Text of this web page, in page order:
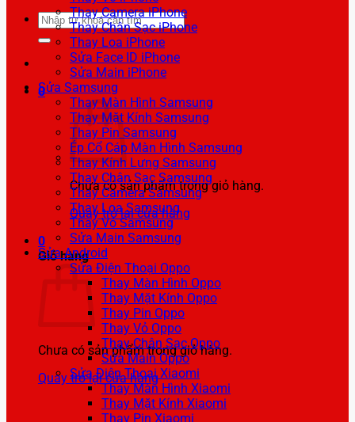
Tìm
kiếm:
0
Chưa có sản phẩm trong giỏ hàng.
Quay trở lại cửa hàng
0
Giỏ hàng
Chưa có sản phẩm trong giỏ hàng.
Quay trở lại cửa hàng
Thay Camera iPhone
Thay Chân Sạc iPhone
Thay Loa iPhone
Sửa Face ID iPhone
Sửa Main iPhone
Sửa Samsung
Thay Màn Hình Samsung
Thay Mặt Kính Samsung
Thay Pin Samsung
Ép Cổ Cáp Màn Hình Samsung
Thay Kính Lưng Samsung
Thay Chân Sạc Samsung
Thay Camera Samsung
Thay Loa Samsung
Thay Vỏ Samsung
Sửa Main Samsung
Sửa Android
Sửa Điện Thoại Oppo
Thay Màn Hình Oppo
Thay Mặt Kính Oppo
Thay Pin Oppo
Thay Vỏ Oppo
Thay Chân Sạc Oppo
Sửa Main Oppo
Sửa Điện Thoại Xiaomi
Thay Màn Hình Xiaomi
Thay Mặt Kính Xiaomi
Thay Pin Xiaomi